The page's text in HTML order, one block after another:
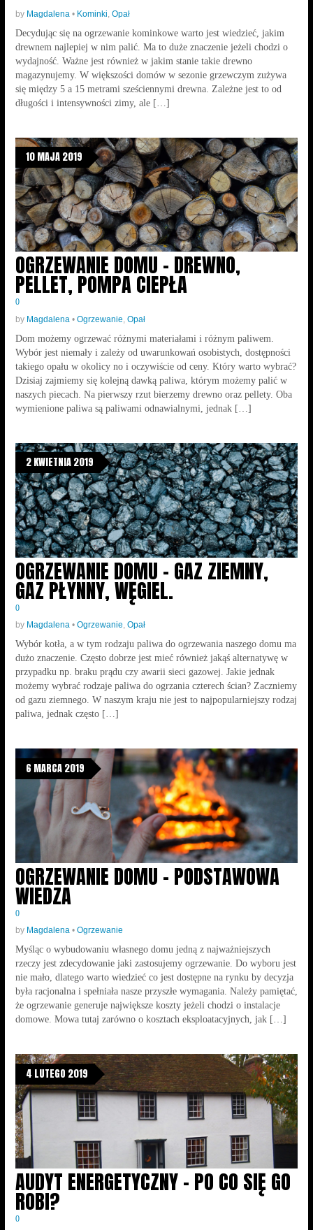
by Magdalena • Kominki Opał
Decydując się na ogrzewanie kominkowe warto jest wiedzieć, jakim
drewnem najlepiej w nim palić. Ma to duże znaczenie jeżeli chodzi o
wydajność. Ważne jest również w jakim stanie takie drewno
magazynujemy. W większości domów w sezonie grzewczym zużywa
się między 5 a 15 metrami sześciennymi drewna. Zależne jest to od
długości i intensywności zimy, ale […]
10 MAJA 2019
OGRZEWANIE DOMU – DREWNO,
PELLET, POMPA CIEPŁA
0
by Magdalena• Ogrzewanie, Opał
Dom możemy ogrzewać różnymi materiałami i różnym paliwem.
Wybór jest niemały i zależy od uwarunkowań osobistych, dostępności
takiego opału w okolicy no i oczywiście od ceny. Który warto wybrać?
Dzisiaj zajmiemy się kolejną dawką paliwa, którym możemy palić w
naszych piecach. Na pierwszy rzut bierzemy drewno oraz pellety. Oba
wymienione paliwa są paliwami odnawialnymi, jednak […]
2 KWIETNIA 2019
OGRZEWANIE DOMU – GAZ ZIEMNY,
GAZ PŁYNNY, WĘGIEL.
0
by Magdalena• Ogrzewanie, Opał
Wybór kotła, a w tym rodzaju paliwa do ogrzewania naszego domu ma
dużo znaczenie. Często dobrze jest mieć również jakąś alternatywę w
przypadku np. braku prądu czy awarii sieci gazowej. Jakie jednak
możemy wybrać rodzaje paliwa do ogrzania czterech ścian? Zaczniemy
od gazu ziemnego. W naszym kraju nie jest to najpopularniejszy rodzaj
paliwa, jednak często […]
6 MARCA 2019
OGRZEWANIE DOMU – PODSTAWOWA
WIEDZA
0
by Magdalena• Ogrzewanie
Myśląc o wybudowaniu własnego domu jedną z najważniejszych
rzeczy jest zdecydowanie jaki zastosujemy ogrzewanie. Do wyboru jest
nie mało, dlatego warto wiedzieć co jest dostępne na rynku by decyzja
była racjonalna i spełniała nasze przyszłe wymagania. Należy pamiętać,
że ogrzewanie generuje największe koszty jeżeli chodzi o instalacje
domowe. Mowa tutaj zarówno o kosztach eksploatacyjnych, jak […]
4 LUTEGO 2019
AUDYT ENERGETYCZNY – PO CO SIĘ GO
ROBI?
0